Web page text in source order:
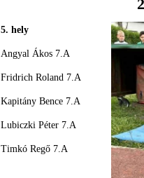
5. hely
Angyal Ákos 7.A
Fridrich Roland 7.A
Kapitány Bence 7.A
Lubiczki Péter 7.A
Timkó Regő 7.A